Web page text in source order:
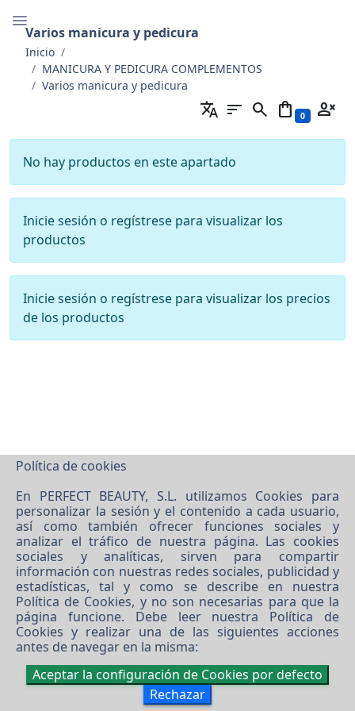
Varios manicura y pedicura
Inicio
MANICURA Y PEDICURA COMPLEMENTOS
Varios manicura y pedicura
translate sort search shopping_bag 0 person_cancel
No hay productos en este apartado
Inicie sesión o regístrese para visualizar los
productos
Inicie sesión o regístrese para visualizar los precios
de los productos
©2026 PERFECT BEAUTY, S.L.
Software XgestEvo
Política de cookies
En PERFECT BEAUTY, S.L. utilizamos Cookies para
personalizar la sesión y el contenido a cada usuario,
así como también ofrecer funciones sociales y
analizar el tráfico de nuestra página. Las cookies
sociales y analíticas, sirven para compartir
información con nuestras redes sociales, publicidad y
estadísticas, tal y como se describe en nuestra
Política de Cookies, y no son necesarias para que la
página funcione. Debe leer nuestra Política de
Cookies y realizar una de las siguientes acciones
antes de navegar en la misma:
Aceptar la configuración de Cookies por defecto
Rechazar